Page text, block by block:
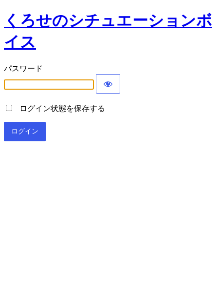
くろせのシチュエーションボ
イス
パスワード
ログイン状態を保存する